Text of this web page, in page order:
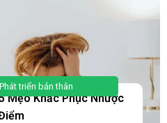
Phát triển bản thân
Mẹo Khắc Phục Nhược